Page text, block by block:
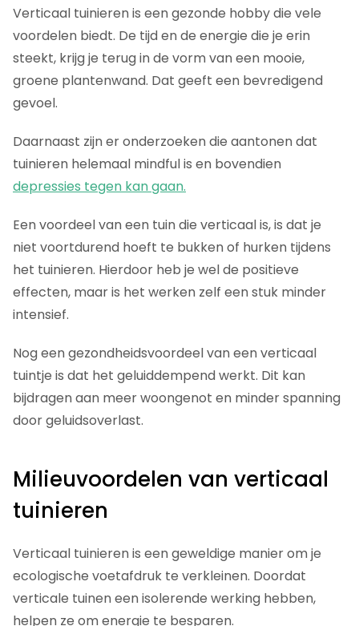
Verticaal tuinieren is een gezonde hobby die vele
voordelen biedt. De tijd en de energie die je erin
steekt, krijg je terug in de vorm van een mooie,
groene plantenwand. Dat geeft een bevredigend
gevoel.
Daarnaast zijn er onderzoeken die aantonen dat
tuinieren helemaal mindful is en bovendien
depressies tegen kan gaan.
Een voordeel van een tuin die verticaal is, is dat je
niet voortdurend hoeft te bukken of hurken tijdens
het tuinieren. Hierdoor heb je wel de positieve
effecten, maar is het werken zelf een stuk minder
intensief.
Nog een gezondheidsvoordeel van een verticaal
tuintje is dat het geluiddempend werkt. Dit kan
bijdragen aan meer woongenot en minder spanning
door geluidsoverlast.
Milieuvoordelen van verticaal
tuinieren
Verticaal tuinieren is een geweldige manier om je
ecologische voetafdruk te verkleinen. Doordat
verticale tuinen een isolerende werking hebben,
helpen ze om energie te besparen.